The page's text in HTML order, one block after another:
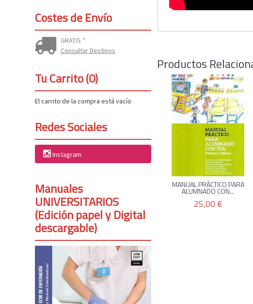
Costes de Envío
GRATIS *
Consultar Destinos
Tu Carrito (0)
El carrito de la compra está vacío
Redes Sociales
Instagram
Manuales
UNIVERSITARIOS
(Edición papel y Digital
descargable)
Productos
MANUAL PRÁCTICO PARA
ALUMNADO CON...
25,00 €